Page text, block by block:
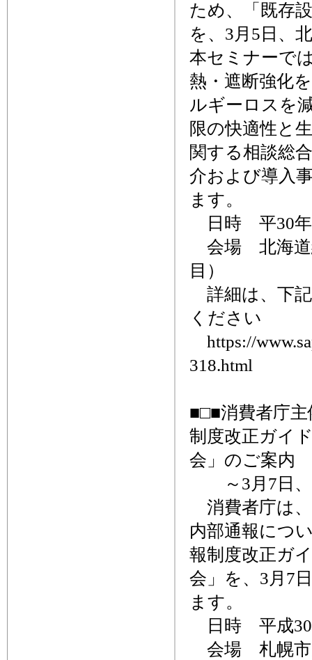
ため、「既存
を、3月5日、
本セミナーで
熱・遮断強化
ルギーロスを
限の快適性と
関する相談総
介および導入
ます。
日時 平30年
会場 北海道
目）
詳細は、下
ください
https://
318.html
■□■消費者庁
制度改正ガイ
会」のご案内
～3月7日、
消費者庁は
内部通報につ
報制度改正ガ
会」を、3月7
ます。
日時 平成30
会場 札幌市